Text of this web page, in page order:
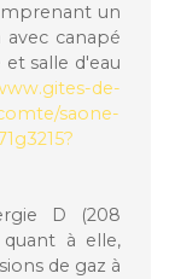
un
canapé
salle d'eau
de-
saone-
D (208
quant à elle,
de gaz à